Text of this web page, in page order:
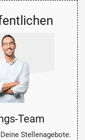
Team
Stellenagebote.